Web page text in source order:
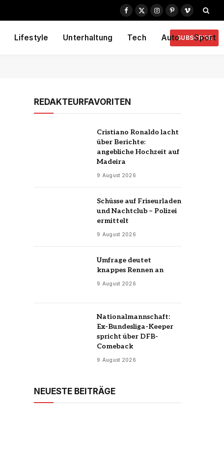
Facebook
X
Instagram
PinterestVimeo
Lifestyle Unterhaltung Tech Auto Sport
SUBSCRIBE
REDAKTEURFAVORITEN
Cristiano Ronaldo lacht
über Berichte:
angebliche Hochzeit auf
Madeira
9 August 2026
Schüsse auf Friseurladen
und Nachtclub – Polizei
ermittelt
9 August 2026
Umfrage deutet
knappes Rennen an
9 August 2026
Nationalmannschaft:
Ex-Bundesliga-Keeper
spricht über DFB-
Comeback
9 August 2026
NEUESTE BEITRÄGE